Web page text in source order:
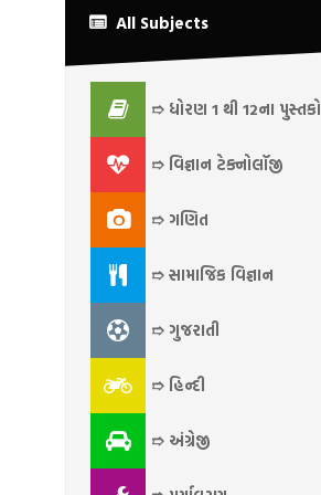
All Subjects
➱ ધોરણ 1 થી 12ના પુસ્તકો
➱ વિજ્ઞાન ટેક્નોલૉજી
➱ ગણિત
➱ સામાજિક વિજ્ઞાન
➱ ગુજરાતી
➱ હિન્દી
➱ અંગ્રેજી